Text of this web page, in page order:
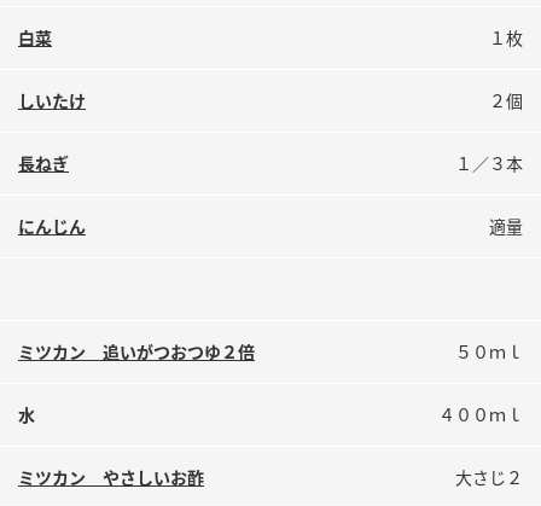
白菜 １枚
しいたけ ２個
長ねぎ １／３本
にんじん 適量
ミツカン 追いがつおつゆ２倍 ５０ｍｌ
水 ４００ｍｌ
ミツカン やさしいお酢 大さじ２